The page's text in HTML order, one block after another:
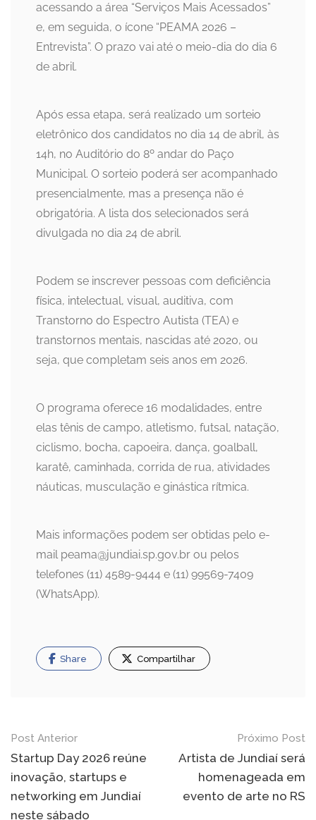
acessando a área “Serviços Mais Acessados”
e, em seguida, o ícone “PEAMA 2026 –
Entrevista”. O prazo vai até o meio-dia do dia 6
de abril.
Após essa etapa, será realizado um sorteio
eletrônico dos candidatos no dia 14 de abril, às
14h, no Auditório do 8º andar do Paço
Municipal. O sorteio poderá ser acompanhado
presencialmente, mas a presença não é
obrigatória. A lista dos selecionados será
divulgada no dia 24 de abril.
Podem se inscrever pessoas com deficiência
física, intelectual, visual, auditiva, com
Transtorno do Espectro Autista (TEA) e
transtornos mentais, nascidas até 2020, ou
seja, que completam seis anos em 2026.
O programa oferece 16 modalidades, entre
elas tênis de campo, atletismo, futsal, natação,
ciclismo, bocha, capoeira, dança, goalball,
karatê, caminhada, corrida de rua, atividades
náuticas, musculação e ginástica rítmica.
Mais informações podem ser obtidas pelo e-
mail peama@jundiai.sp.gov.br ou pelos
telefones (11) 4589-9444 e (11) 99569-7409
(WhatsApp).
Share Compartilhar
Navegação
de
Post
Post Anterior
Startup Day 2026 reúne
inovação, startups e
networking em Jundiaí
neste sábado
Próximo Post
Artista de Jundiaí será
homenageada em
evento de arte no RS